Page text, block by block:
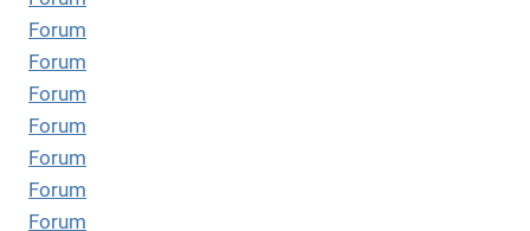
Forum
Forum
Forum
Forum
Forum
Forum
Forum